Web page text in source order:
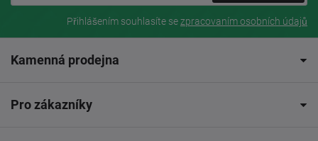
Přihlášením souhlasíte sezpracovaním osobních údajů
Kamenná prodejna
Pro zákazníky